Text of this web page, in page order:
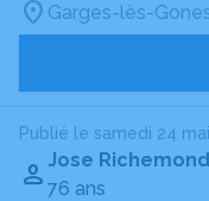
Garges-lès-
Publié le samedi 24
Jose Richemond
76 ans